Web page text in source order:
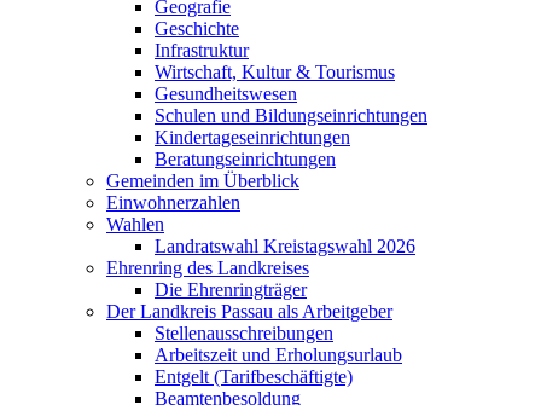
Geografie
Geschichte
Infrastruktur
Wirtschaft, Kultur & Tourismus
Gesundheitswesen
Schulen und Bildungseinrichtungen
Kindertageseinrichtungen
Beratungseinrichtungen
Gemeinden im Überblick
Einwohnerzahlen
Wahlen
Landratswahl Kreistagswahl 2026
Ehrenring des Landkreises
Die Ehrenringträger
Der Landkreis Passau als Arbeitgeber
Stellenausschreibungen
Arbeitszeit und Erholungsurlaub
Entgelt (Tarifbeschäftigte)
Beamtenbesoldung